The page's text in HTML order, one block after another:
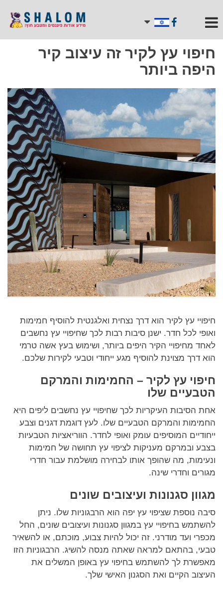
חיפוי עץ לקיר זה עיצוב קיר
היפה ביותר
חיפויי עץ לקיר הוא דרך נצחית ואלגנטית להוסיף חמימות
ואופי לכל חדר. ישנן סיבות רבות לכך שחיפויי עץ נחשבים
לאחד מחיפויי הקיר היפים ביותר, ושימוש בעץ אשה טרמי
הוא דרך מצוינת להוסיף מגע ייחודי וטבעי לקירות שלכם.
חיפוי עץ לקיר – החמימות והמרקם
הטבעיים שלו
אחת הסיבות העיקריות לכך שחיפויי עץ נחשבים ליפים היא
החמימות והמרקם הטבעיים שלו. לעץ דוגמת דגנים וצבע
ייחודיים המוסיפים עומק ואופי לחדר. הווריאציות הטבעיות
בצבע ובמרקם מעניקות לציפוי עץ תחושה של חמימות
ונעימות, מה שהופך אותו לבחירה מושלמת עבור חדרי
מגורים וחדרי שינה.
מגוון סגנונות ועיצובים שונים
סיבה נוספת שציפוי עץ יפה הוא הרבגוניות שלו. ניתן
להשתמש בחיפויי עץ במגוון סגנונות ועיצובים שונים, החל
מכפרי ועד מודרני. זה יכול להיות צבוע, מוכתם, או להשאיר
טבעי, בהתאם למראה שאתה מנסה להשיג. הרבגוניות הזו
מאפשרת לך להשתמש בחיפוי עץ באופן המשלים את
העיצוב הקיים ואת הסגנון האישי שלך.